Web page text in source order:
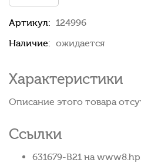
Артикул: 124996
Наличие: ожидается
Характеристики
Описание этого товара
Ссылки
631679-B21 на